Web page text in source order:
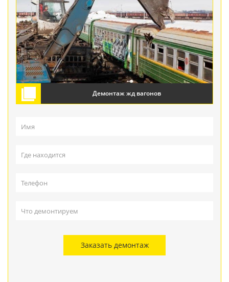
Демонтаж жд вагонов
Заказать демонтаж